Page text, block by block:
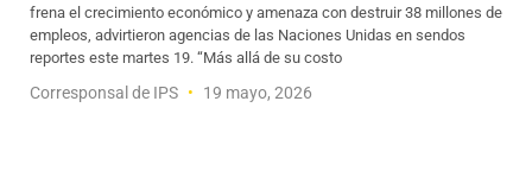
frena el crecimiento económico y amenaza con destruir 38 millones de
empleos, advirtieron agencias de las Naciones Unidas en sendos
reportes este martes 19. “Más allá de su costo
Corresponsal de IPS 19 mayo, 2026